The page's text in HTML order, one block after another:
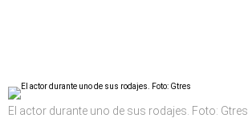
El actor durante uno de sus rodajes. Foto: Gtres